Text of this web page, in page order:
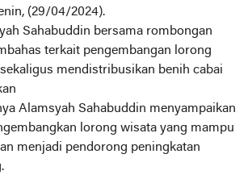
(29/04/2024).
Sahabuddin bersama rombongan
terkait pengembangan lorong
mendistribusikan benih cabai
Alamsyah Sahabuddin menyampaikan
lorong wisata yang mampu
menjadi pendorong peningkatan